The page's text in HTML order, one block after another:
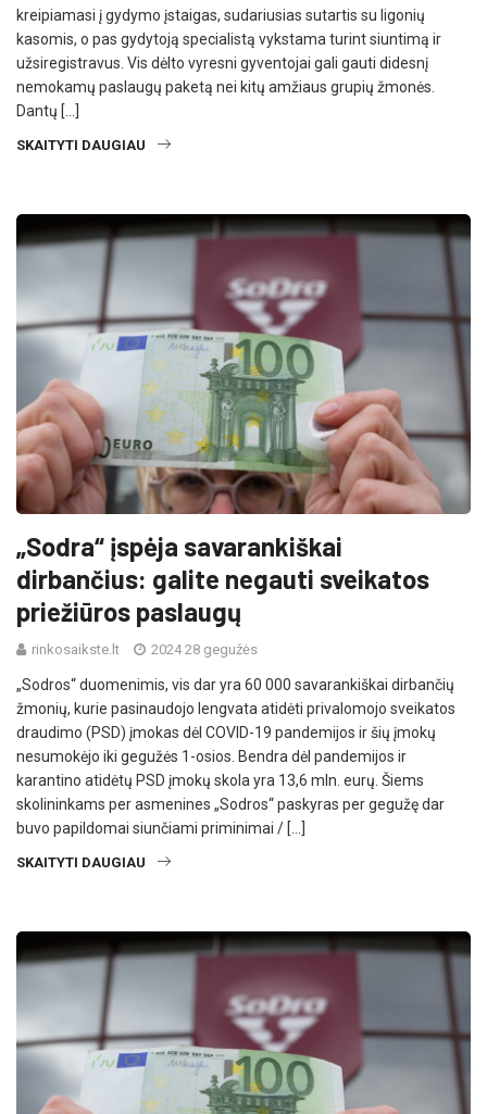
kreipiamasi į gydymo įstaigas, sudariusias sutartis su ligonių
kasomis, o pas gydytoją specialistą vykstama turint siuntimą ir
užsiregistravus. Vis dėlto vyresni gyventojai gali gauti didesnį
nemokamų paslaugų paketą nei kitų amžiaus grupių žmonės.
Dantų […]
SKAITYTI DAUGIAU
„Sodra“ įspėja savarankiškai
dirbančius: galite negauti sveikatos
priežiūros paslaugų
rinkosaikste.lt 2024 28 gegužės
„Sodros“ duomenimis, vis dar yra 60 000 savarankiškai dirbančių
žmonių, kurie pasinaudojo lengvata atidėti privalomojo sveikatos
draudimo (PSD) įmokas dėl COVID-19 pandemijos ir šių įmokų
nesumokėjo iki gegužės 1-osios. Bendra dėl pandemijos ir
karantino atidėtų PSD įmokų skola yra 13,6 mln. eurų. Šiems
skolininkams per asmenines „Sodros“ paskyras per gegužę dar
buvo papildomai siunčiami priminimai / […]
SKAITYTI DAUGIAU